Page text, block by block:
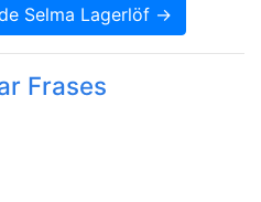
Selma Lagerlöf →
Frases